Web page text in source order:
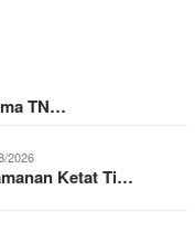
TN…
2026
Ketat Ti…